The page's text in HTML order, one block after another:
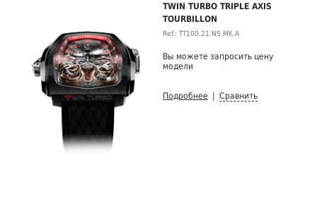
TWIN TURBO TRIPLE AXIS
TOURBILLON
Ref.: TT100.21.NS.MK.A
Вы можете запросить цену
модели
Подробнее Сравнить